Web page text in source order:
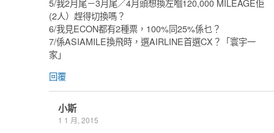
5/我2月尾－3月尾／4月頭想換左嗰120,000 MILEAGE佢
(2人）趕得切換嗎？
6/我見ECON都有2種票，100%同25%係乜？
7/係ASIAMILE換飛時，選AIRLINE首選CX？「寰宇一
家」
回覆
小斯
1 1 月, 2015